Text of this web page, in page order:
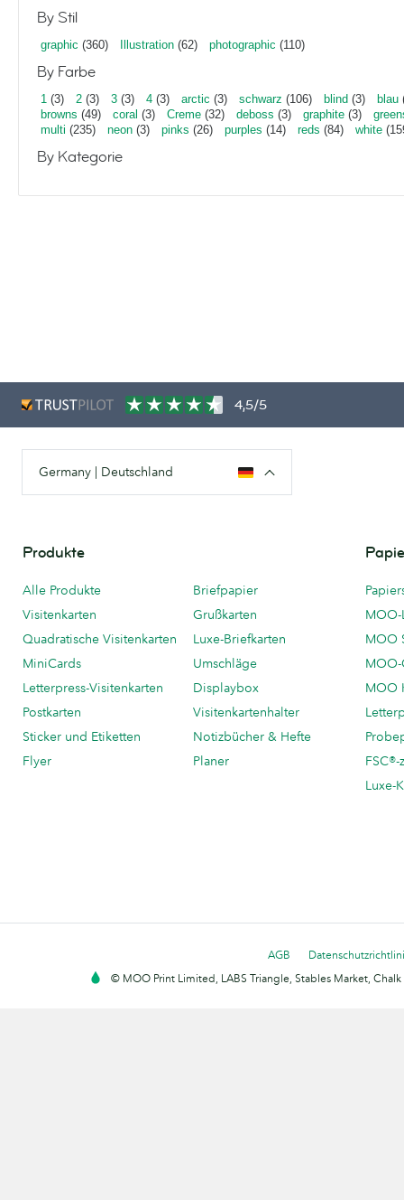
By Stil
graphic (360) Illustration (62) photographic (110)
By Farbe
1 (3) 2 (3) 3 (3) 4 (3) arctic (3) schwarz (106) blind (3) blau
browns (49) coral (3) Creme (32) deboss (3) graphite (3)
multi (235) neon (3) pinks (26) purples (14) reds (84) white
By Kategorie
4,5/5
Germany | Deutschland
Produkte
Alle Produkte
Visitenkarten
Quadratische Visitenkarten
MiniCards
Letterpress-Visitenkarten
Postkarten
Sticker und Etiketten
Flyer
Briefpapier
Grußkarten
Luxe-Briefkarten
Umschläge
Displaybox
Visitenkartenhalter
Notizbücher & Hefte
Planer
MOO-
MOO
MOO
Luxe-
AGB
© MOO Print Limited, LABS Triangle, Stables Market,